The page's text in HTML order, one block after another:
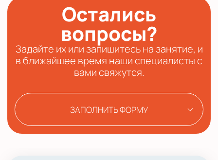
Остались
вопросы?
Задайте их или запишитесь на занятие, и
в ближайшее время наши специалисты с
вами свяжутся.
ЗАПОЛНИТЬ ФОРМУ